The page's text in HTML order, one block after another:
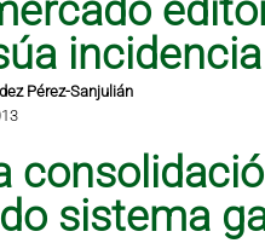
Pérez-Sanjulián
sistema